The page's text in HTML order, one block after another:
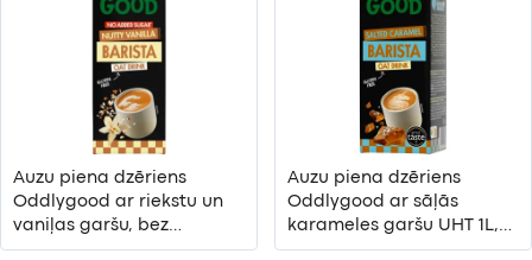
Auzu piena dzēriens
Oddlygood ar riekstu un
vaniļas garšu, bez
pievienota cukura, UHT 1L,
Auzu piena dzēriens
Oddlygood ar sāļās
karameles garšu UHT 1L,
Valio, Somija